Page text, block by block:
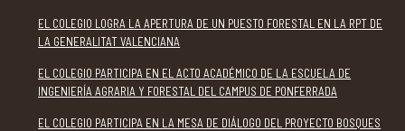
EL COLEGIO LOGRA LA APERTURA DE UN PUESTO FORESTAL EN LA RPT DE
LA GENERALITAT VALENCIANA
EL COLEGIO PARTICIPA EN EL ACTO ACADÉMICO DE LA ESCUELA DE
INGENIERÍA AGRARIA Y FORESTAL DEL CAMPUS DE PONFERRADA
EL COLEGIO PARTICIPA EN LA MESA DE DIÁLOGO DEL PROYECTO BOSQUES